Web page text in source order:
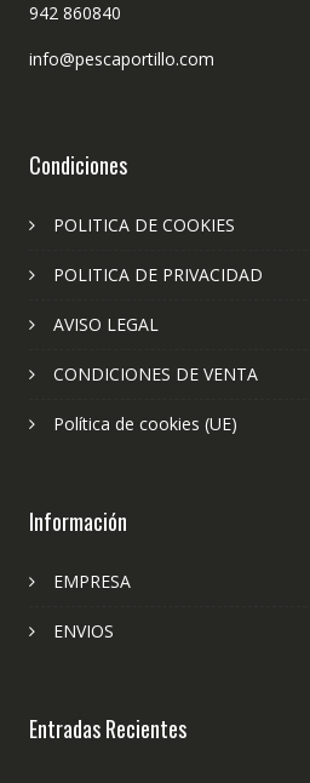
942 860840
info@pescaportillo.com
Condiciones
POLITICA DE COOKIES
POLITICA DE PRIVACIDAD
AVISO LEGAL
CONDICIONES DE VENTA
Política de cookies (UE)
Información
EMPRESA
ENVIOS
Entradas Recientes